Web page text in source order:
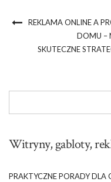
REKLAMA ONLINE A
DOMU –
SKUTECZNE
Witryny, gabloty,
PRAKTYCZNE PORADY DLA